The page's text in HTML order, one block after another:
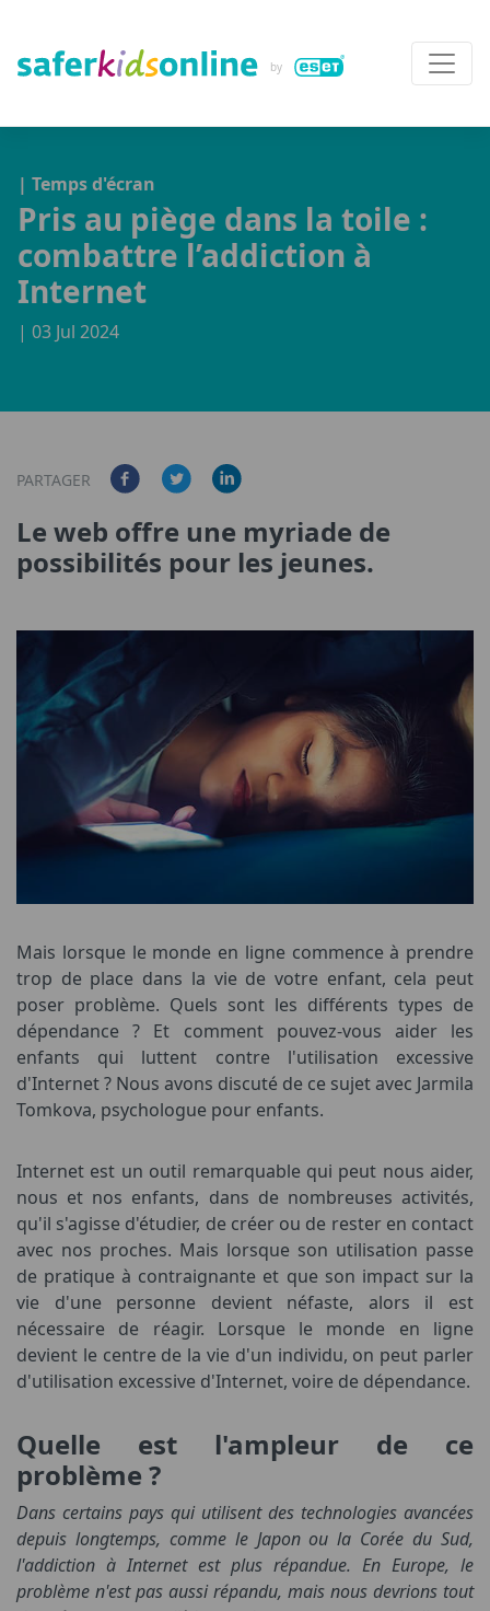
| Temps d'écran
Pris au piège dans la toile :
combattre l’addiction à
Internet
| 03 Jul 2024
PARTAGER
Le web offre une myriade de
possibilités pour les jeunes.
Mais lorsque le monde en ligne commence à prendre
trop de place dans la vie de votre enfant, cela peut
poser problème. Quels sont les différents types de
dépendance ? Et comment pouvez-vous aider les
enfants qui luttent contre l'utilisation excessive
d'Internet ? Nous avons discuté de ce sujet avec Jarmila
Tomkova, psychologue pour enfants.
Internet est un outil remarquable qui peut nous aider,
nous et nos enfants, dans de nombreuses activités,
qu'il s'agisse d'étudier, de créer ou de rester en contact
avec nos proches. Mais lorsque son utilisation passe
de pratique à contraignante et que son impact sur la
vie d'une personne devient néfaste, alors il est
nécessaire de réagir. Lorsque le monde en ligne
devient le centre de la vie d'un individu, on peut parler
d'utilisation excessive d'Internet, voire de dépendance.
Quelle est l'ampleur de ce
problème ?
Dans certains pays qui utilisent des technologies avancées
depuis longtemps, comme le Japon ou la Corée du Sud,
l'addiction à Internet est plus répandue. En Europe, le
problème n'est pas aussi répandu, mais nous devrions tout